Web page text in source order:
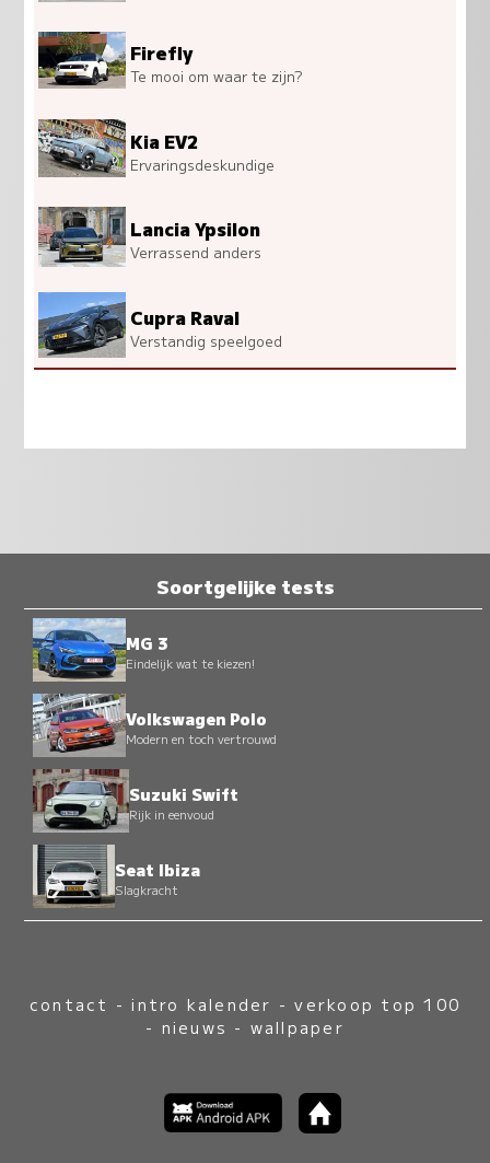
Firefly
Te mooi om waar te zijn?
Kia EV2
Ervaringsdeskundige
Lancia Ypsilon
Verrassend anders
Cupra Raval
Verstandig speelgoed
Soortgelijke tests
MG 3
Eindelijk wat te kiezen!
Volkswagen Polo
Modern en toch vertrouwd
Suzuki Swift
Rijk in eenvoud
Seat Ibiza
Slagkracht
contact -intro kalender -verkoop top 100
- nieuws - wallpaper